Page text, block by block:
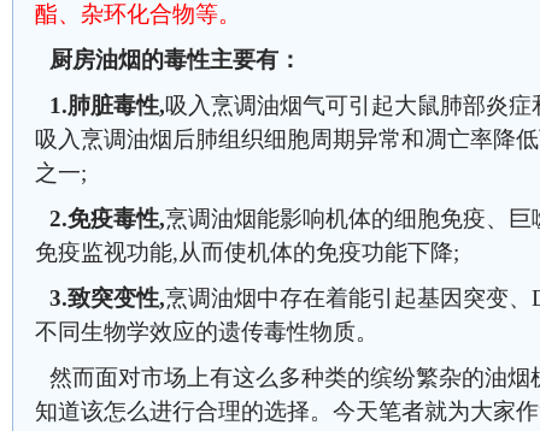
酯、杂环化合物等。
厨房油烟的毒性主要有：
1.肺脏毒性,吸入烹调油烟气可引起大鼠肺部炎
吸入烹调油烟后肺组织细胞周期异常和凋亡率降
之一;
2.免疫毒性,烹调油烟能影响机体的细胞免疫、
免疫监视功能,从而使机体的免疫功能下降;
3.致突变性,烹调油烟中存在着能引起基因突变
不同生物学效应的遗传毒性物质。
然而面对市场上有这么多种类的缤纷繁杂的油
知道该怎么进行合理的选择。今天笔者就为大家